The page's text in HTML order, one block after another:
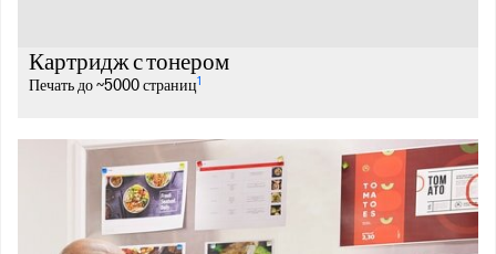
Картридж с тонером
Печать до ~5000 страниц1